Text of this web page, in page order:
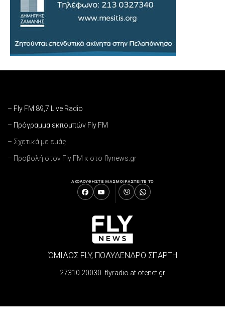
– Fly FM 89,7 Live Radio
– Πρόγραμμα εκπομπών Fly FM
– Σχετικά με εμάς
– Προβολή στον Fly FM κ στο flynews.gr
ΑΚΟΛΟΥΘΗΣΤΕ ΜΑΣΜΟΙΡΑΣΤΕΙΤΕ ΤΟ
ΌΜΙΛΟΣ FLY, ΠΟΛΥΔΕΝΔΡΟ ΣΠΑΡΤΗ
27310 20030 flyradio at otenet.gr